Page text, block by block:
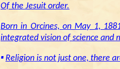
Of the Jesuit order.
Born in Orcines, on May 1,
integrated vision of science and
▪ Religion is not just one, there